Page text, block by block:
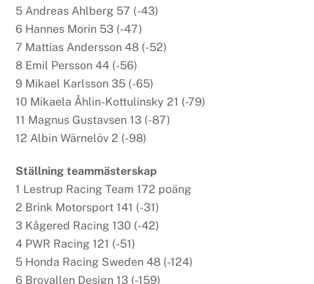
5 Andreas Ahlberg 57 (-43)
6 Hannes Morin 53 (-47)
7 Mattias Andersson 48 (-52)
8 Emil Persson 44 (-56)
9 Mikael Karlsson 35 (-65)
10 Mikaela Åhlin-Kottulinsky 21 (-79)
11 Magnus Gustavsen 13 (-87)
12 Albin Wärnelöv 2 (-98)
Ställning teammästerskap
1 Lestrup Racing Team 172 poäng
2 Brink Motorsport 141 (-31)
3 Kågered Racing 130 (-42)
4 PWR Racing 121 (-51)
5 Honda Racing Sweden 48 (-124)
6 Brovallen Design 13 (-159)